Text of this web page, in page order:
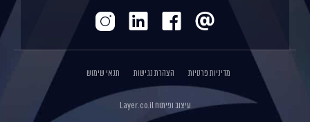
מדיניות פרטיות הצהרת נגישות תנאי שימוש
עיצוב ופיתוחLayer.co.il